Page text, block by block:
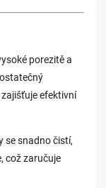
porezitě a
efektivní
se snadno čistí,
což zaručuje